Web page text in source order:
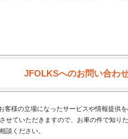
JFOLKSへのお問い合わ
客様の立場になったサービスや情報提供
せていただきますので、お車の件で知り
談ください。